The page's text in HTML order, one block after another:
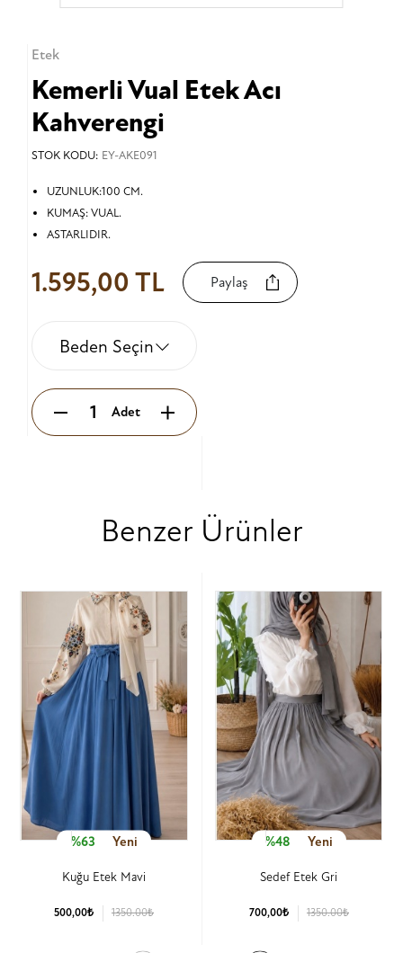
Etek
Kemerli Vual Etek Acı
Kahverengi
STOK KODU: EY-AKE091
UZUNLUK:100 CM.
KUMAŞ: VUAL.
ASTARLIDIR.
1.595,00 TL Paylaş
Beden Seçin
Adet
Benzer Ürünler
%63 Yeni
Kuğu Etek Mavi
500,00₺ 1350.00₺
%48 Yeni
Sedef Etek Gri
700,00₺ 1350.00₺